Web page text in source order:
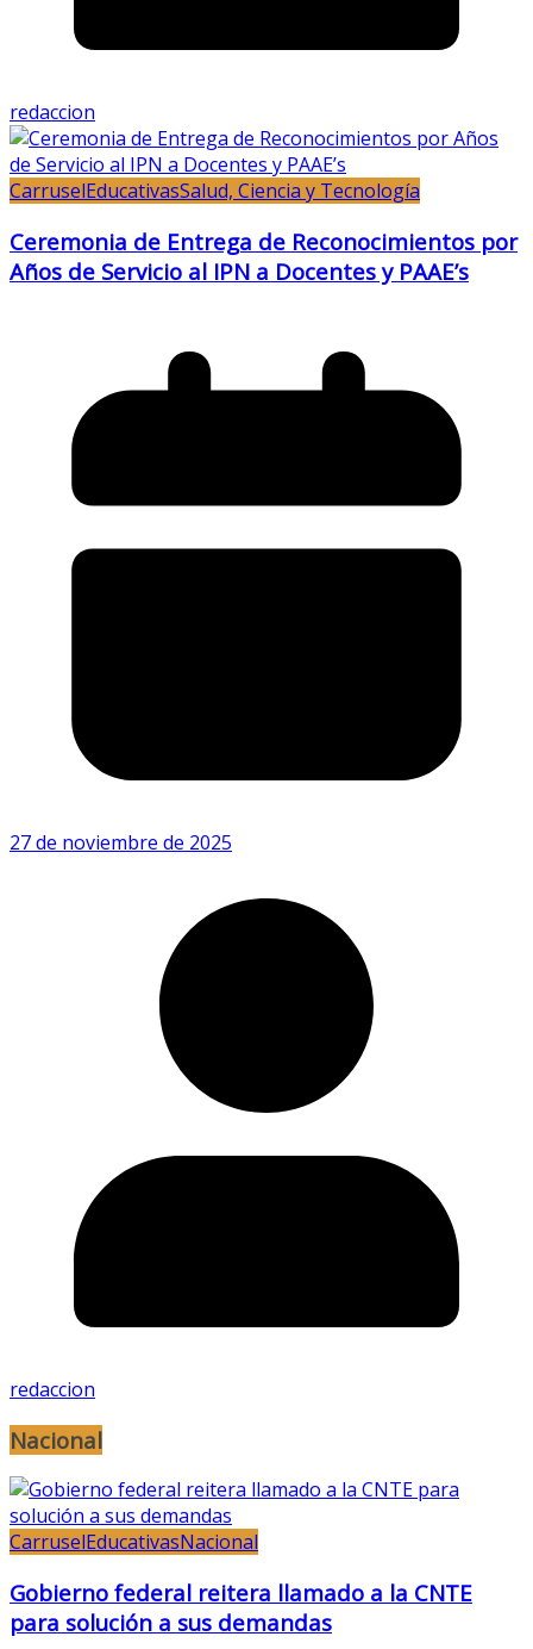
redaccion
CarruselEducativasSalud, Ciencia y Tecnología
Ceremonia de Entrega de Reconocimientos por
Años de Servicio al IPN a Docentes y PAAE’s
27 de noviembre de 2025
redaccion
Nacional
CarruselEducativasNacional
Gobierno federal reitera llamado a la CNTE
para solución a sus demandas